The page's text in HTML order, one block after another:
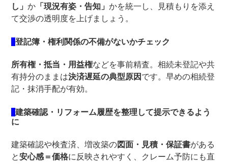
し」か 「現況有姿・告知」かを統一し、見積もりを添え
て交渉の透明度を上げましょう。
登記簿・権利関係の不備がないかチェック
所有権・抵当・用益権などを事前精査。相続未登記や共
有持分のままは決済遅延の典型原因 です。早めの相続登
記・抹消手配が有効。
建築確認・リフォーム履歴を整理して提示できるよう
に
建築確認や検査済、増改築の図面・見積・保証書がある
と安心感＝価格に反映されやすく、クレーム予防にも直